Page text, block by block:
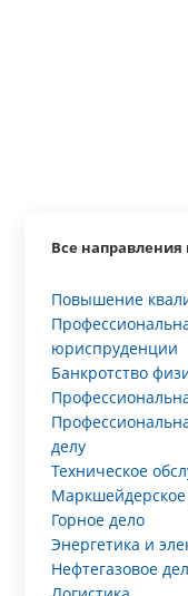
Все направления
Повышение
юриспруденции
Банкротство
делу
Техническое
Маркшейдерское
Горное дело
Энергетика и
Нефтегазовое